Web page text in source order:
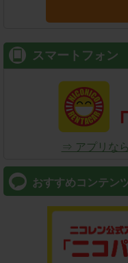
スマートフォン
⇒ アプリな
おすすめコンテン